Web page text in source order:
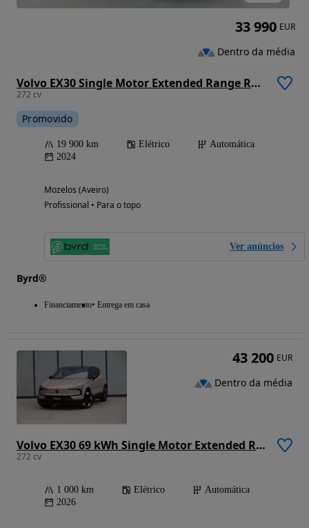
Volvo EX30 Single Motor Extended Range RWD Plus
272 cv
Promovido
19 900 km Elétrico
Automática
2024
Mozelos (Aveiro)
Profissional • Para o topo
Ver anúncios
Byrd®
Financiamento Entrega em casa
33 990 EUR
Dentro da média
Volvo EX30 69 kWh Single Motor Extended Range Plus
272 cv
1 000 km Elétrico
Automática
2026
43 200 EUR
Dentro da média